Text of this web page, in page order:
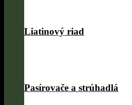
Liatinový riad
Pasírovače a strúhadlá